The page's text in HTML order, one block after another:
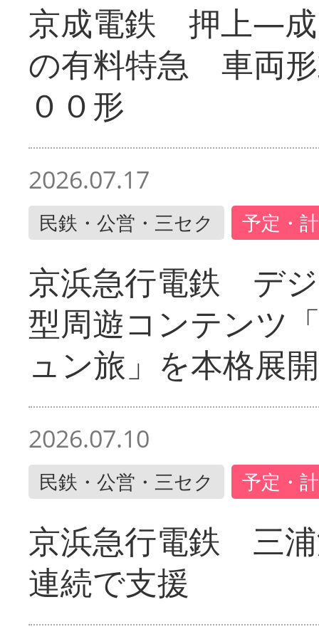
京成電鉄 押上―成
の有料特急 車両
００形
2026.07.17
民鉄・公営・三セク 予定・
京浜急行電鉄 デ
型周遊コンテンツ
ュン旅」を本格展開
2026.07.10
民鉄・公営・三セク 予定・
京浜急行電鉄 三
連続で支援